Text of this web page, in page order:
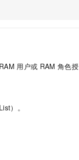
RAM 用户或 RAM 角色授
）。